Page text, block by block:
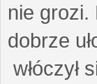
nie grozi.
dobrze
włóczył